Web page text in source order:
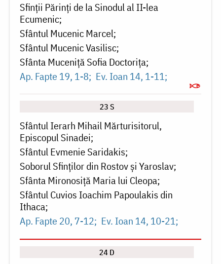
Sfinții Părinți de la Sinodul al II-lea
Ecumenic
Sfântul Mucenic Marcel
Sfântul Mucenic Vasilisc
Sfânta Muceniță Sofia Doctorița
Ap. Fapte 19, 1-8 Ev. Ioan 14, 1-11
23 S
Sfântul Ierarh Mihail Mărturisitorul,
Episcopul Sinadei
Sfântul Evmenie Saridakis
Soborul Sfinților din Rostov și Yaroslav
Sfânta Mironosiță Maria lui Cleopa
Sfântul Cuvios Ioachim Papoulakis din
Ithaca
Ap. Fapte 20, 7-12 Ev. Ioan 14, 10-21
24 D